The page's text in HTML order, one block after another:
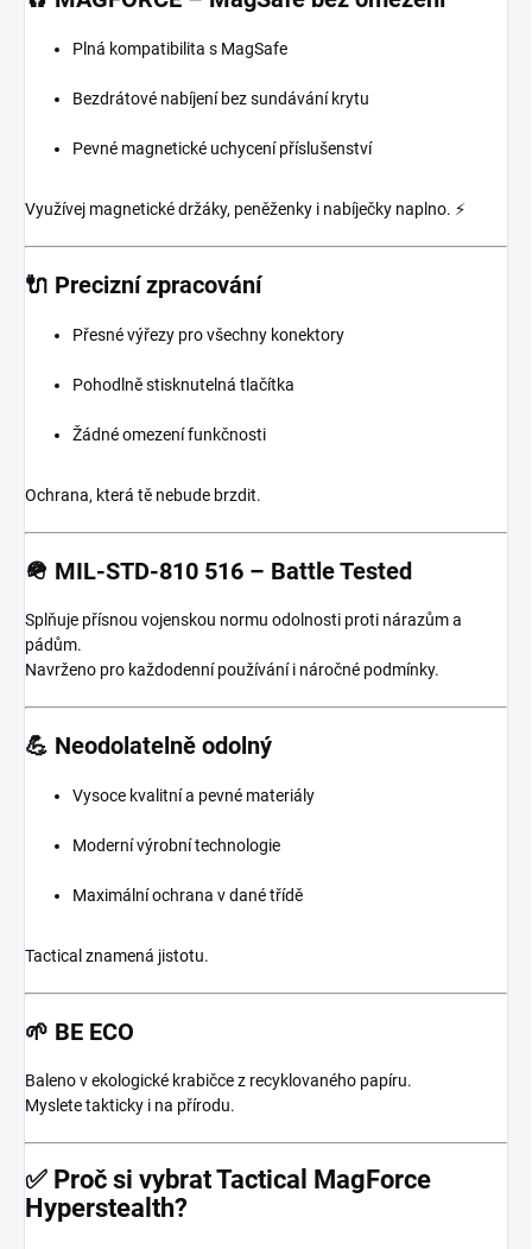
Plná kompatibilita s MagSafe
Bezdrátové nabíjení bez sundávání krytu
Pevné magnetické uchycení příslušenství
Využívej magnetické držáky, peněženky i nabíječky naplno. ⚡
🔌 Precizní zpracování
Přesné výřezy pro všechny konektory
Pohodlně stisknutelná tlačítka
Žádné omezení funkčnosti
Ochrana, která tě nebude brzdit.
🪖 MIL-STD-810 516 – Battle Tested
Splňuje přísnou vojenskou normu odolnosti proti nárazům a
pádům.
Navrženo pro každodenní používání i náročné podmínky.
💪 Neodolatelně odolný
Vysoce kvalitní a pevné materiály
Moderní výrobní technologie
Maximální ochrana v dané třídě
Tactical znamená jistotu.
🌱 BE ECO
Baleno v ekologické krabičce z recyklovaného papíru.
Myslete takticky i na přírodu.
✅ Proč si vybrat Tactical MagForce
Hyperstealth?